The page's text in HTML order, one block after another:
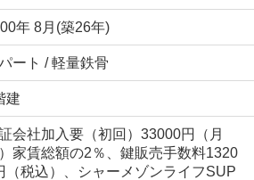
年 8月(築26年)
ート / 軽量鉄骨
建
会社加入要（初回）33000円（月
家賃総額の2％、鍵販売手数料1320
（税込）、シャーメゾンライフSUP